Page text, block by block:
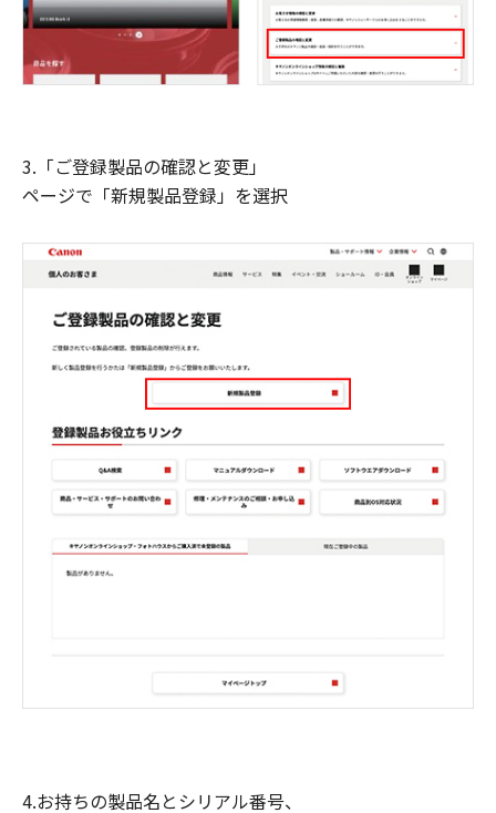
3.「ご登録製品の確認と変更」
ページで「新規製品登録」を選択
4.お持ちの製品名とシリアル番号、